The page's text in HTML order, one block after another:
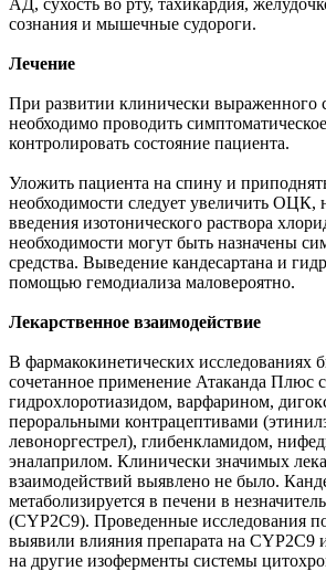
сознания и мышечные судороги.
Лечение
При развитии клинически
необходимо проводить
контролировать состояние пациента.
Уложить пациента на спину и
необходимости следует увеличить ОЦК,
введения изотонического раствора
необходимости могут быть назначены
средства. Выведение кандесартана и
помощью гемодиализа маловероятно.
Лекарственное взаимодействие
В фармакокинетических исследованиях
сочетанное применение Атаканда Плюс с
гидрохлоротиазидом, варфарином,
пероральными контрацептивами
левоноргестрел), глибенкламидом,
эналаприлом. Клинически значимых
взаимодействий выявлено не было.
метаболизируется в печени в
(CYP2C9). Проведенные исследования
выявили влияния препарата на CYP2C9
на другие изоферменты системы